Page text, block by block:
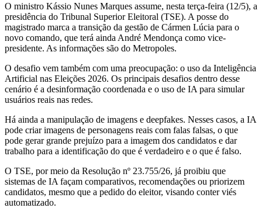
O ministro Kássio Nunes Marques assume, nesta terça-feira (12/5), a
presidência do Tribunal Superior Eleitoral (TSE). A posse do
magistrado marca a transição da gestão de Cármen Lúcia para o
novo comando, que terá ainda André Mendonça como vice-
presidente. As informações são do Metropoles.
O desafio vem também com uma preocupação: o uso da Inteligência
Artificial nas Eleições 2026. Os principais desafios dentro desse
cenário é a desinformação coordenada e o uso de IA para simular
usuários reais nas redes.
Há ainda a manipulação de imagens e deepfakes. Nesses casos, a IA
pode criar imagens de personagens reais com falas falsas, o que
pode gerar grande prejuízo para a imagem dos candidatos e dar
trabalho para a identificação do que é verdadeiro e o que é falso.
O TSE, por meio da Resolução nº 23.755/26, já proibiu que
sistemas de IA façam comparativos, recomendações ou priorizem
candidatos, mesmo que a pedido do eleitor, visando conter viés
automatizado.